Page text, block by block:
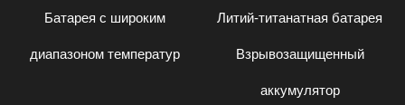
Батарея с широким
диапазоном температур
Литий-титанатная батарея
Взрывозащищенный
аккумулятор